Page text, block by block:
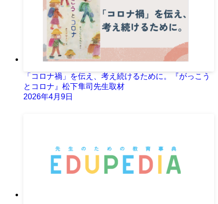
「コロナ禍」を伝え、考え続けるために。『がっこう
とコロナ』松下隼司先生取材
2026年4月9日